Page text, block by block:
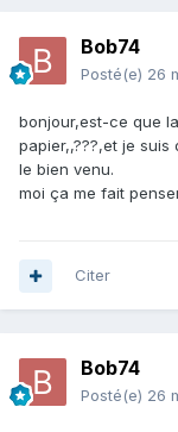
Bob74
Posté(e) 26
bonjour,est-ce que
papier,,???,et je
le bien venu.
moi ça me fait
Citer
Bob74
Posté(e) 26